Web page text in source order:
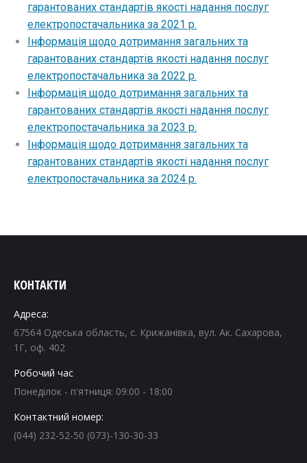
гарантованих стандартів якості надання послуг
електропостачальника за 2021 р.
Інформація щодо дотримання загальних та
гарантованих стандартів якості надання послуг
електропостачальника за 2022 р.
Інформація щодо дотримання загальних та
гарантованих стандартів якості надання послуг
електропостачальника за 2023 р.
Інформація щодо дотримання загальних та
гарантованих стандартів якості надання послуг
електропостачальника за 2024 р.
КОНТАКТИ
Адреса:
67564 Одеська область, с. Крижанівка, вул. Ак. Сахарова,
1Г, оф. 402
Робочий час
Понеділок - п'ятниця: 09:00 - 18:00
Контактний номер:
(044) 232-52-50 (073)-130-30-33